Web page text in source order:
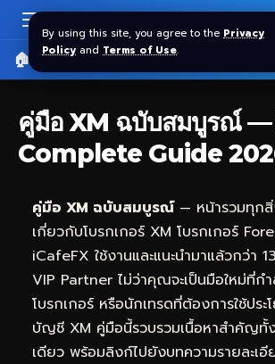
By using this site, you agree to the Privacy
Policy and Terms of Use.
🏠 หน้าแรก ราคาทอง SPDR
คู่มือ XM ฉบับสมบูรณ์ —
Complete Guide
คู่มือ XM ฉบับสมบูรณ์— หน้ารวมทุก
เกี่ยวกับโบรกเกอร์ XM โบรกเกอร์
iCafeFX ใช้งานและแนะนำมาแล้วกว่า
VIP Partner ไม่ว่าคุณจะเป็นมือใหม่ที่ก
โบรกเกอร์ หรือนักเทรดที่ต้องการใช้ปร
บัญชี XM คู่มือนี้รวบรวมเนื้อหาสำคัญทั้
เดียว พร้อมลิงก์ไปยังบทความรายละเอี